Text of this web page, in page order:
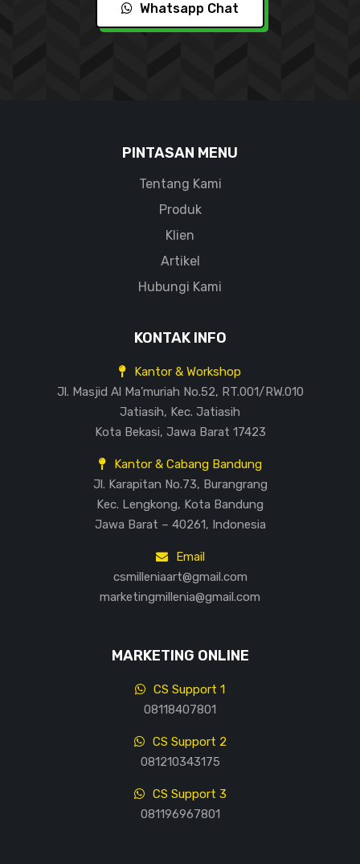
Whatsapp Chat
PINTASAN MENU
Tentang Kami
Produk
Klien
Artikel
Hubungi Kami
KONTAK INFO
Kantor & Workshop
Jl. Masjid Al Ma’muriah No.52, RT.001/RW.010
Jatiasih, Kec. Jatiasih
Kota Bekasi, Jawa Barat 17423
Kantor & Cabang Bandung
Jl. Karapitan No.73, Burangrang
Kec. Lengkong, Kota Bandung
Jawa Barat – 40261, Indonesia
Email
csmilleniaart@gmail.com
marketingmillenia@gmail.com
MARKETING ONLINE
CS Support 1
08118407801
CS Support 2
081210343175
CS Support 3
081196967801